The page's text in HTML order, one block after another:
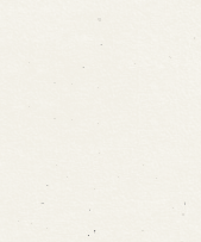
アクセス
メールでお問い合
わせ